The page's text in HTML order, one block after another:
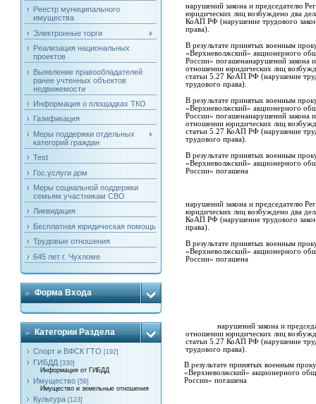
Реестр муниципального
имущества
Электронные торги
Реализация национальных
проектов
Выявление правообладателей
ранее учтенных объектов
недвижемости
Информация о площадках ТКО
Газификация
Меры поддержки отдельных
категорий граждан
Test
Гос.услуги дом
Меры социальной поддержки
семьям участникам СВО
Ликвидация
Бесплатная юридическая помощь
Трудовые отношения
645 лет г. Чухломе
Форма Входа
Категории Раздела
Спорт и ВФСК ГТО [192]
ГИБДД [330]
Информация от ГИБДД
Имущество [58]
Имущество и земельные отношения
Культура [123]
нарушений закона и председателю
юридических лиц возбуждено два
КоАП РФ (нарушение трудового
права).
В результате принятых военным
«Верхневолжский» акционерного
России» погашенанарушений закона
отношении юридических лиц
статьи 5.27 КоАП РФ (нарушение
трудового права).
В результате принятых военным
«Верхневолжский» акционерного
России» погашенанарушений закона
отношении юридических лиц
статьи 5.27 КоАП РФ (нарушение
трудового права).
В результате принятых военным
«Верхневолжский» акционерного
России» погашена
нарушений закона и председателю
юридических лиц возбуждено два
КоАП РФ (нарушение трудового
права).
В результате принятых военным
«Верхневолжский» акционерного
России» погашена
нарушений закона и
отношении юридических лиц
статьи 5.27 КоАП РФ (нарушение
трудового права).
В результате принятых военным
«Верхневолжский» акционерного
России» погашена